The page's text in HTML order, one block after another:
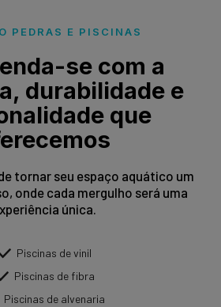
PEDRAS E PISCINAS
se com a
durabilidade e
que
tornar seu espaço aquático um
onde cada mergulho será uma
única.
Piscinas de vinil
Piscinas de fibra
Piscinas de alvenaria